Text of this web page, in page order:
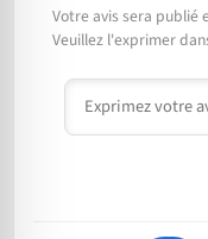
Votre avis sera publié
Veuillez l'exprimer
Commentaire